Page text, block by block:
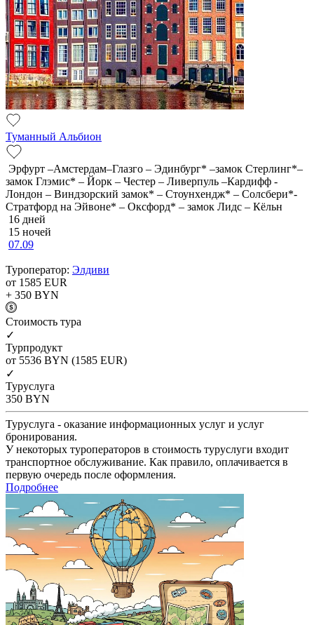
Туманный Альбион
Эрфурт –Амстердам–Глазго – Эдинбург* –замок Стерлинг*–
замок Глэмис* – Йорк – Честер – Ливерпуль –Кардифф -
Лондон – Виндзорский замок* – Стоунхендж* – Солсбери*-
Стратфорд на Эйвоне* – Оксфорд* – замок Лидс – Кёльн
16 дней
15 ночей
07.09
Туроператор: Элдиви
от 1585 EUR
+ 350 BYN
Cтоимость тура
✓
Турпродукт
от 5536 BYN (1585 EUR)
✓
Туруслуга
350 BYN
Туруслуга - оказание информационных услуг и услуг
бронирования.
У некоторых туроператоров в стоимость туруслуги входит
транспортное обслуживание. Как правило, оплачивается в
первую очередь после оформления.
Подробнее